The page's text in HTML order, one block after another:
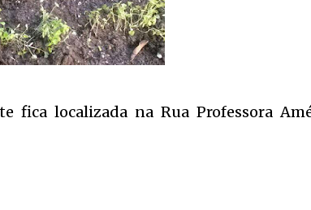
fica localizada na Rua Professora